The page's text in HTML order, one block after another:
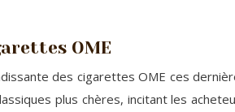
OME
des cigarettes OME ces
plus chères, incitant les